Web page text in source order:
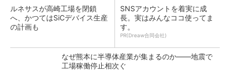
ルネサスが高崎工場を閉鎖
へ、かつてはSiCデバイス生産
の計画も
SNSアカウントを着実に成
長。実はみんなココ使ってま
す。
PR(Dreaw合同会社)
なぜ熊本に半導体産業が集まるのか――地震で
工場稼働停止相次ぐ